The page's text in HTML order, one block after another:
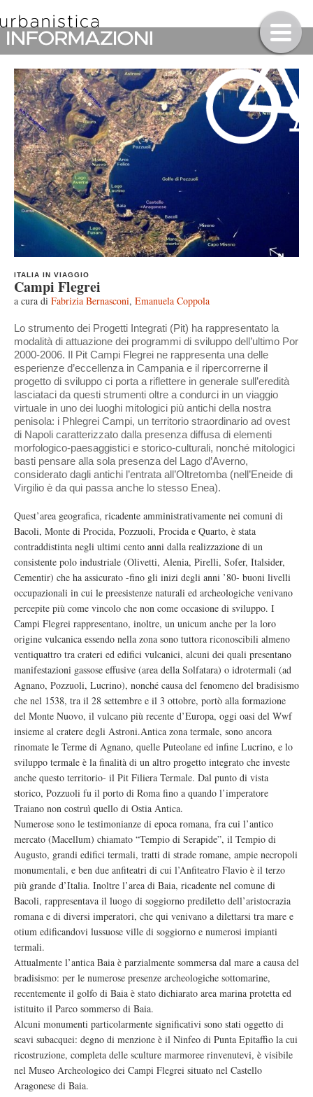
ITALIA IN VIAGGIO
Campi Flegrei
a cura di Fabrizia Bernasconi, Emanuela Coppola
Lo strumento dei Progetti Integrati (Pit) ha rappresentato la
modalità di attuazione dei programmi di sviluppo dell’ultimo Por
2000-2006. Il Pit Campi Flegrei ne rappresenta una delle
esperienze d’eccellenza in Campania e il ripercorrerne il
progetto di sviluppo ci porta a riflettere in generale sull’eredità
lasciataci da questi strumenti oltre a condurci in un viaggio
virtuale in uno dei luoghi mitologici più antichi della nostra
penisola: i Phlegrei Campi, un territorio straordinario ad ovest
di Napoli caratterizzato dalla presenza diffusa di elementi
morfologico-paesaggistici e storico-culturali, nonché mitologici
basti pensare alla sola presenza del Lago d’Averno,
considerato dagli antichi l’entrata all’Oltretomba (nell’Eneide di
Virgilio è da qui passa anche lo stesso Enea).
Quest’area geografica, ricadente amministrativamente nei comuni di
Bacoli, Monte di Procida, Pozzuoli, Procida e Quarto, è stata
contraddistinta negli ultimi cento anni dalla realizzazione di un
consistente polo industriale (Olivetti, Alenia, Pirelli, Sofer, Italsider,
Cementir) che ha assicurato -fino gli inizi degli anni ’80- buoni livelli
occupazionali in cui le preesistenze naturali ed archeologiche venivano
percepite più come vincolo che non come occasione di sviluppo. I
Campi Flegrei rappresentano, inoltre, un unicum anche per la loro
origine vulcanica essendo nella zona sono tuttora riconoscibili almeno
ventiquattro tra crateri ed edifici vulcanici, alcuni dei quali presentano
manifestazioni gassose effusive (area della Solfatara) o idrotermali (ad
Agnano, Pozzuoli, Lucrino), nonché causa del fenomeno del bradisismo
che nel 1538, tra il 28 settembre e il 3 ottobre, portò alla formazione
del Monte Nuovo, il vulcano più recente d’Europa, oggi oasi del Wwf
insieme al cratere degli Astroni.Antica zona termale, sono ancora
rinomate le Terme di Agnano, quelle Puteolane ed infine Lucrino, e lo
sviluppo termale è la finalità di un altro progetto integrato che investe
anche questo territorio- il Pit Filiera Termale. Dal punto di vista
storico, Pozzuoli fu il porto di Roma fino a quando l’imperatore
Traiano non costruì quello di Ostia Antica.
Numerose sono le testimonianze di epoca romana, fra cui l’antico
mercato (Macellum) chiamato “Tempio di Serapide”, il Tempio di
Augusto, grandi edifici termali, tratti di strade romane, ampie necropoli
monumentali, e ben due anfiteatri di cui l’Anfiteatro Flavio è il terzo
più grande d’Italia. Inoltre l’area di Baia, ricadente nel comune di
Bacoli, rappresentava il luogo di soggiorno prediletto dell’aristocrazia
romana e di diversi imperatori, che qui venivano a dilettarsi tra mare e
otium edificandovi lussuose ville di soggiorno e numerosi impianti
termali.
Attualmente l’antica Baia è parzialmente sommersa dal mare a causa del
bradisismo: per le numerose presenze archeologiche sottomarine,
recentemente il golfo di Baia è stato dichiarato area marina protetta ed
istituito il Parco sommerso di Baia.
Alcuni monumenti particolarmente significativi sono stati oggetto di
scavi subacquei: degno di menzione è il Ninfeo di Punta Epitaffio la cui
ricostruzione, completa delle sculture marmoree rinvenutevi, è visibile
nel Museo Archeologico dei Campi Flegrei situato nel Castello
Aragonese di Baia.